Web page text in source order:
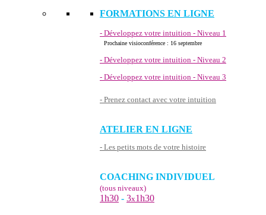
FORMATIONS EN LIGNE
- Développez votre intuition - Niveau 1
Prochaine visioconférence : 16 septembre
- Développez votre intuition - Niveau 2
- Développez votre intuition - Niveau 3
- Prenez contact avec votre intuition
ATELIER EN LIGNE
- Les petits mots de votre histoire
COACHING INDIVIDUEL
(tous niveaux)
1h30 - 3x1h30